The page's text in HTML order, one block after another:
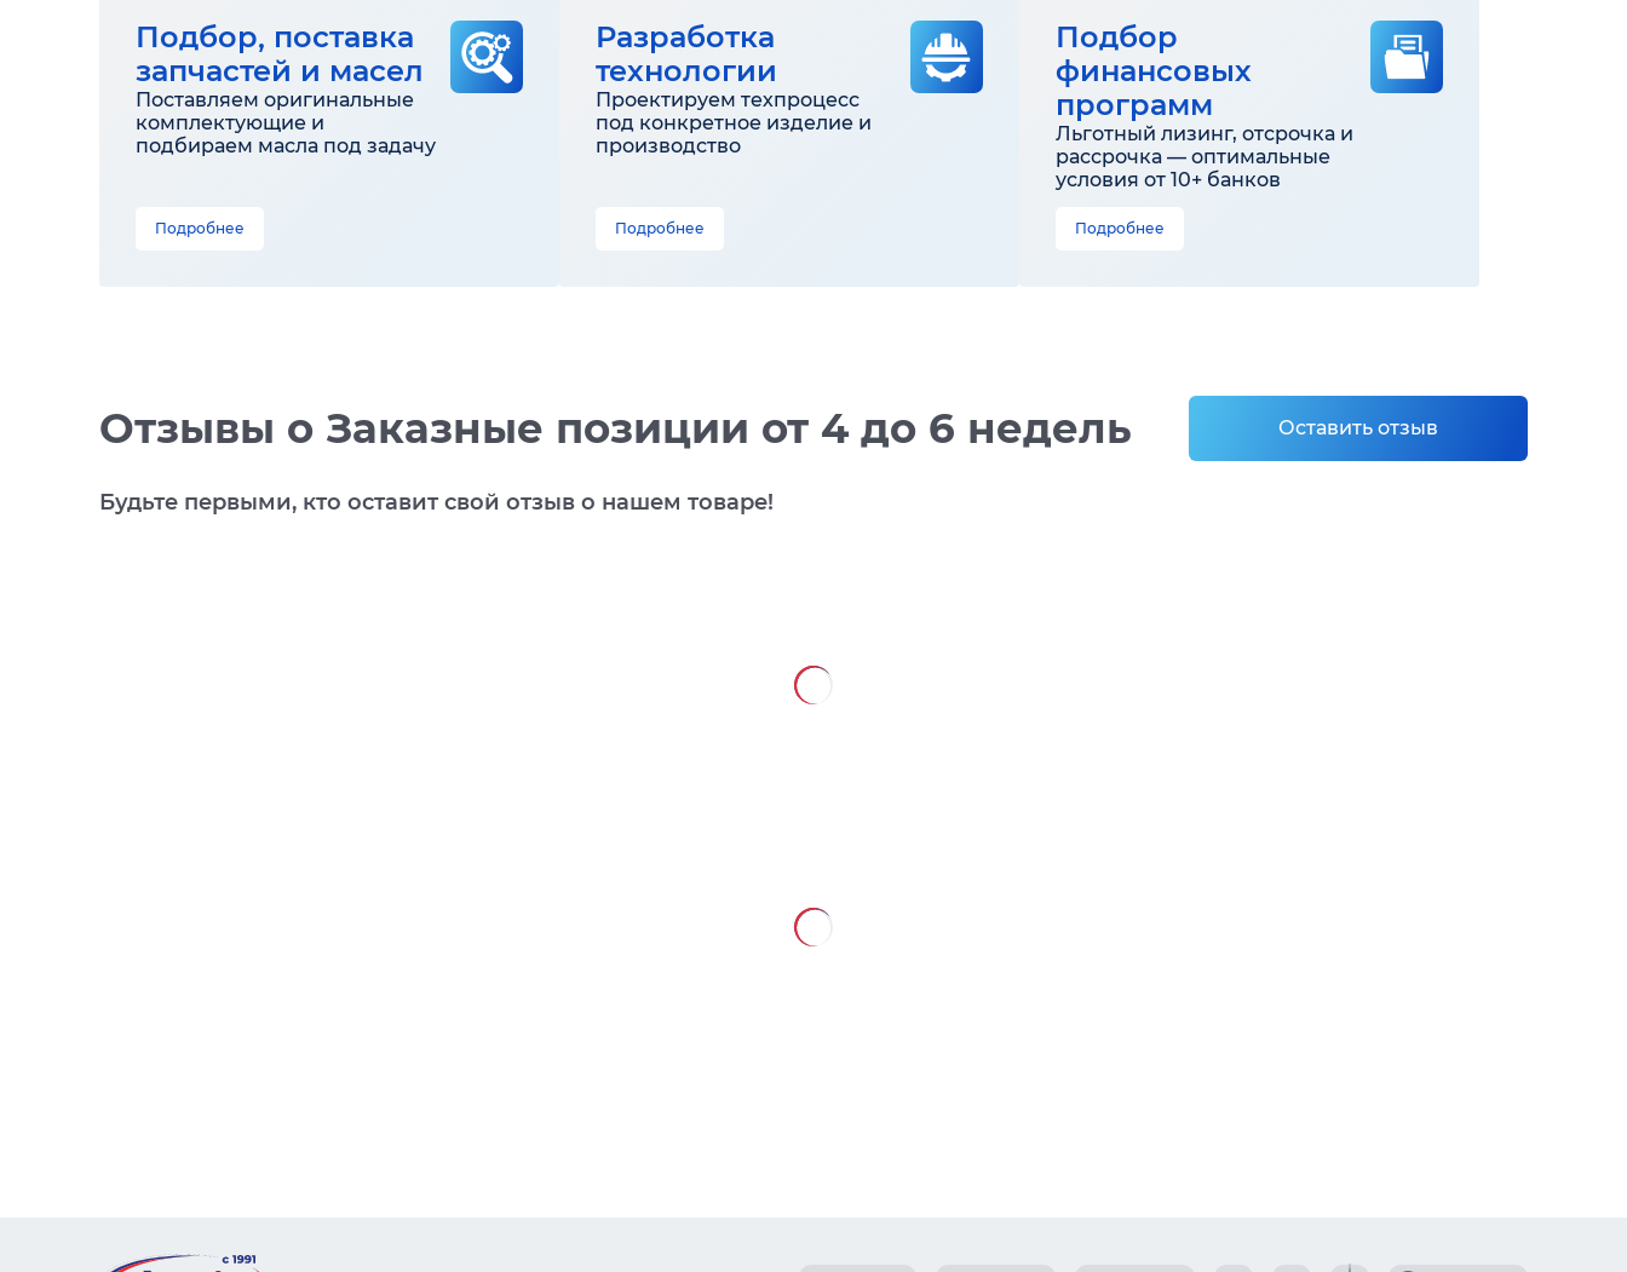
Подбор, поставка
запчастей и масел
Поставляем оригинальные
комплектующие и
подбираем масла под задачу
Подробнее
Разработка
технологии
Проектируем техпроцесс
под конкретное изделие и
производство
Подробнее
Подбор
финансовых
программ
Льготный лизинг, отсрочка и
рассрочка — оптимальные
условия от 10+ банков
Подробнее
Отзывы о Заказные позиции от 4 до 6 недель Оставить отзыв
Будьте первыми, кто оставит свой отзыв о нашем товаре!